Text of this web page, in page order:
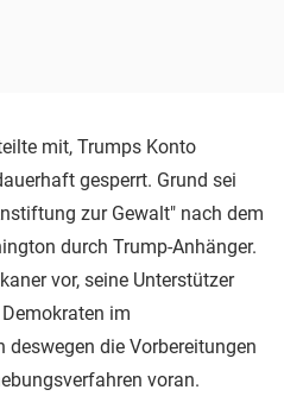
mit, Trumps Konto
gesperrt. Grund sei
zur Gewalt" nach dem
durch Trump-Anhänger.
vor, seine Unterstützer
im
deswegen die Vorbereitungen
voran.